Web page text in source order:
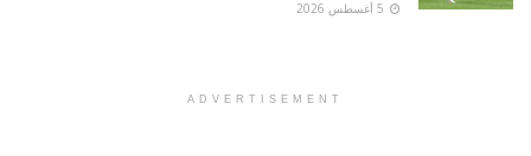
ADVERTISEMENT